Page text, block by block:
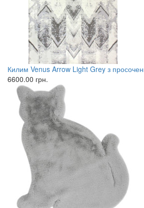
Килим Venus Arrow Light Grey з
6600.00 грн.